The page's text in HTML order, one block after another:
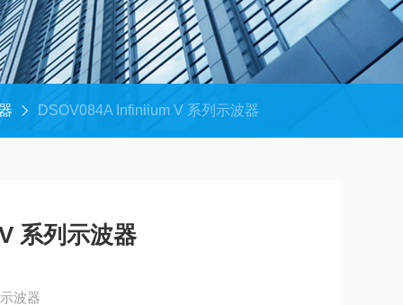
DSOV084A Infiniium V 系列示波器
系列示波器
波器